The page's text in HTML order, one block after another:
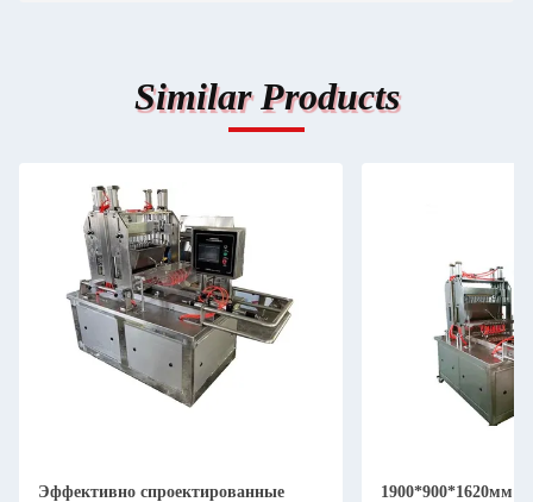
Similar Products
Эффективно спроектированные
1900*900*1620мм